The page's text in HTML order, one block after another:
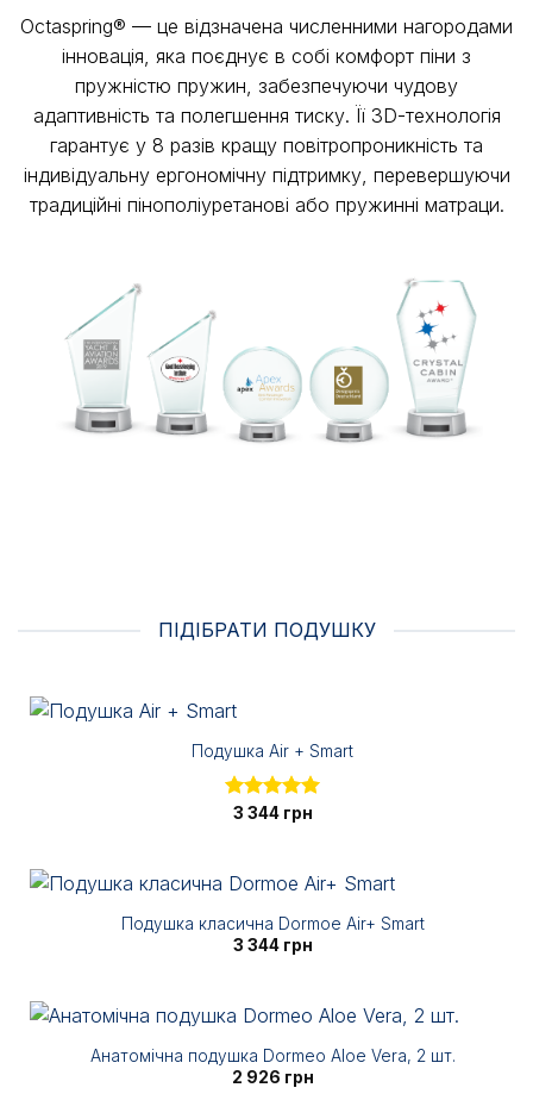
Octaspring® — це відзначена численними нагородами
інновація, яка поєднує в собі комфорт піни з
пружністю пружин, забезпечуючи чудову
адаптивність та полегшення тиску. Її 3D-технологія
гарантує у 8 разів кращу повітропроникність та
індивідуальну ергономічну підтримку, перевершуючи
традиційні пінополіуретанові або пружинні матраци.
ПІДІБРАТИ ПОДУШКУ
Подушка Air + Smart
Оцінено в
3 344 грн
Подушка класична Dormoe Air+ Smart
3 344 грн
Анатомічна подушка Dormeo Aloe Vera, 2 шт.
2 926 грн